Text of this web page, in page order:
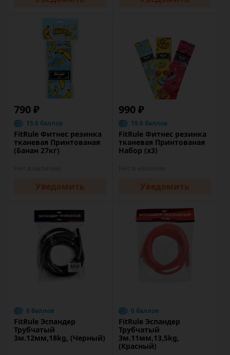
790 ₽
15.8 баллов
FitRule Фитнес резинка
тканевая Принтованая
(Банан 27кг)
Уведомить
990 ₽
19.8 баллов
FitRule Фитнес резинка
тканевая Принтованая
Набор (х3)
Уведомить
0 баллов
FitRule Эспандер
Трубчатый
3м.12мм,18kg, (Черный)
0 баллов
FitRule Эспандер
Трубчатый
3м.11мм,13,5kg,
(Красный)